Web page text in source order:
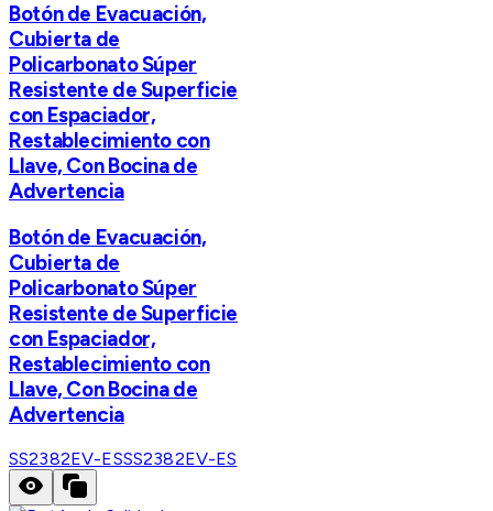
Botón de Evacuación,
Cubierta de
Policarbonato Súper
Resistente de Superficie
con Espaciador,
Restablecimiento con
Llave, Con Bocina de
Advertencia
Botón de Evacuación,
Cubierta de
Policarbonato Súper
Resistente de Superficie
con Espaciador,
Restablecimiento con
Llave, Con Bocina de
Advertencia
SS2382EV-ESSS2382EV-ES